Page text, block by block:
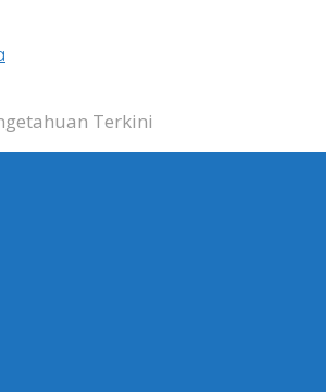
Terkini